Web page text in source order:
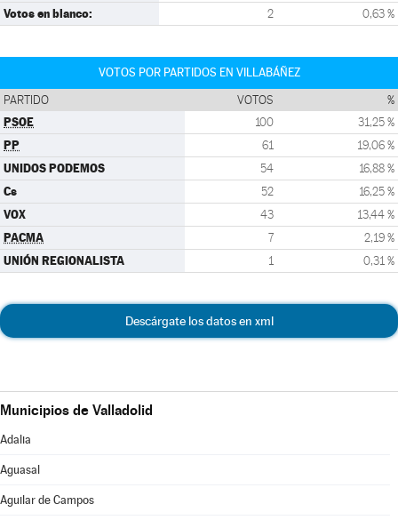
Votos en blanco: 2 0,63 %
VOTOS POR PARTIDOS EN VILLABÁÑEZ
PARTIDO VOTOS %
PSOE 100 31,25 %
PP 61 19,06 %
UNIDOS PODEMOS 54 16,88 %
Cs 52 16,25 %
VOX 43 13,44 %
PACMA 7 2,19 %
UNIÓN REGIONALISTA 1 0,31 %
Descárgate los datos en xml
Municipios de Valladolid
Adalia
Aguasal
Aguilar de Campos